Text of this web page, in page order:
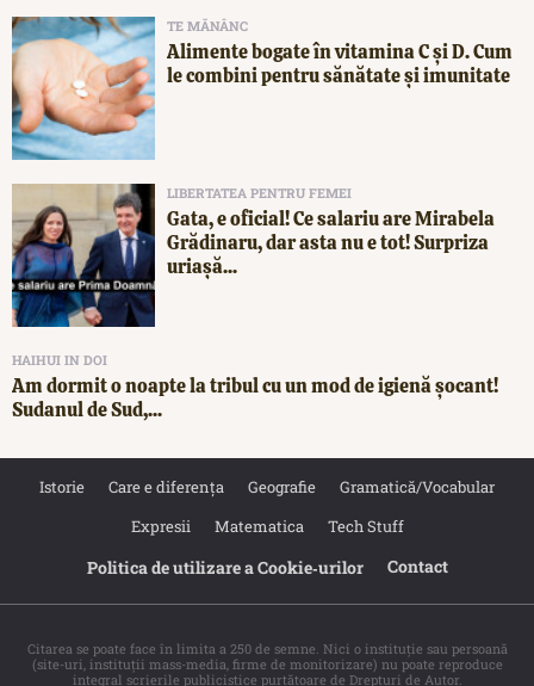
TE MĂNÂNC
Alimente bogate în vitamina C și D. Cum
le combini pentru sănătate și imunitate
LIBERTATEA PENTRU FEMEI
Gata, e oficial! Ce salariu are Mirabela
Grădinaru, dar asta nu e tot! Surpriza
uriașă...
HAIHUI IN DOI
Am dormit o noapte la tribul cu un mod de igienă șocant!
Sudanul de Sud,...
Istorie Care e diferența Geografie
Gramatică/Vocabular
Expresii
Matematica Tech Stuff
Politica de utilizare a Cookie‐urilor Contact
Citarea se poate face în limita a 250 de semne. Nici o instituţie sau persoană
(site-uri, instituţii mass-media, firme de monitorizare) nu poate reproduce
integral scrierile publicistice purtătoare de Drepturi de Autor.